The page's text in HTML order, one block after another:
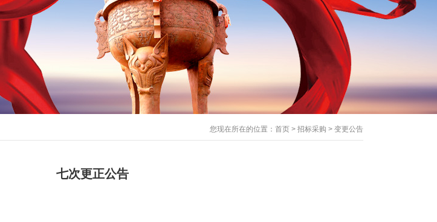
您现在所在的位置： 首页 > 招标采购 > 变更公告
七次更正公告